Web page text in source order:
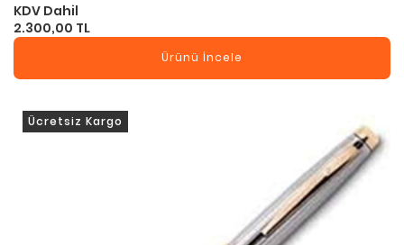
KDV Dahil
2.300,00 TL
Ürünü İncele
Ücretsiz Kargo